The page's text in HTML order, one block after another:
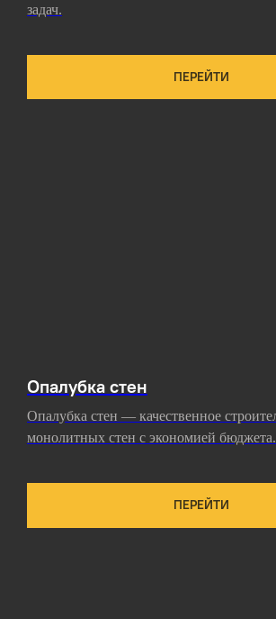
задач.
ПЕРЕЙТИ
Опалубка стен
Опалубка стен — качественное
монолитных стен с экономией бюджета.
ПЕРЕЙТИ